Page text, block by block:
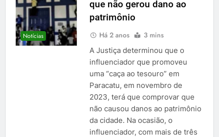
Notícias
que não gerou dano ao
patrimônio
Há 2 anos 3 mins
A Justiça determinou que o
influenciador que promoveu
uma “caça ao tesouro” em
Paracatu, em novembro de
2023, terá que comprovar que
não causou danos ao patrimônio
da cidade. Na ocasião, o
influenciador, com mais de três